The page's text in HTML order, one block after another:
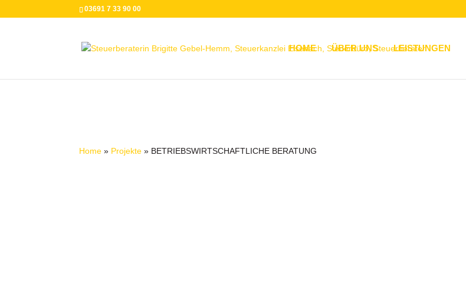
03691 7 33 90 00
HOME ÜBER UNS LEISTUNGEN
Home » Projekte » BETRIEBSWIRTSCHAFTLICHE BERATUNG